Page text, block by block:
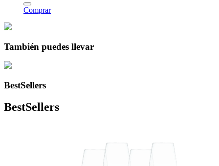
Comprar
También puedes llevar
BestSellers
BestSellers